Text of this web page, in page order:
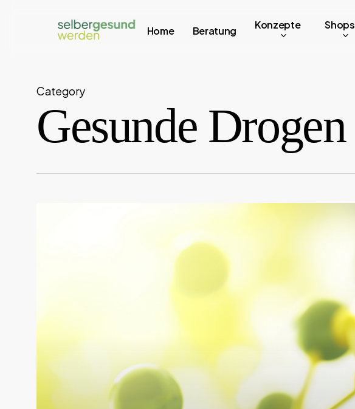
Home Beratung Konzepte Shops
Category
Gesunde Drogen